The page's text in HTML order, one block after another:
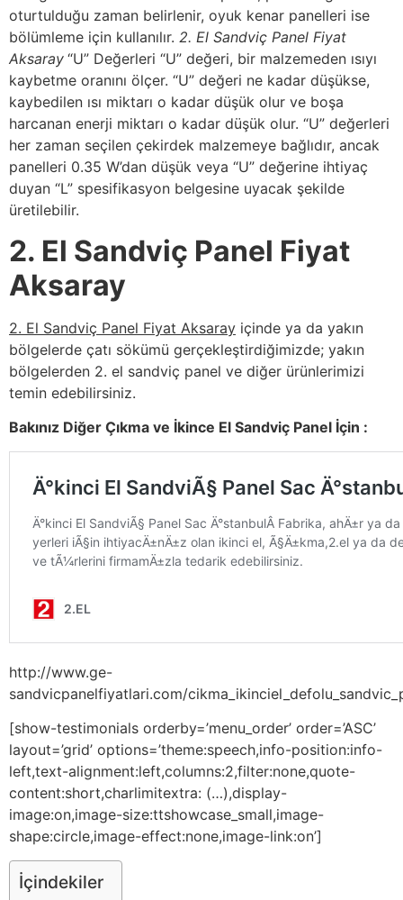
oturtulduğu zaman belirlenir, oyuk kenar panelleri ise
bölümleme için kullanılır. 2. El Sandviç Panel Fiyat
Aksaray “U” Değerleri “U” değeri, bir malzemeden ısıyı
kaybetme oranını ölçer. “U” değeri ne kadar düşükse,
kaybedilen ısı miktarı o kadar düşük olur ve boşa
harcanan enerji miktarı o kadar düşük olur. “U” değerleri
her zaman seçilen çekirdek malzemeye bağlıdır, ancak
panelleri 0.35 W’dan düşük veya “U” değerine ihtiyaç
duyan “L” spesifikasyon belgesine uyacak şekilde
üretilebilir.
2. El Sandviç Panel Fiyat
Aksaray
2. El Sandviç Panel Fiyat Aksaray içinde ya da yakın
bölgelerde çatı sökümü gerçekleştirdiğimizde; yakın
bölgelerden 2. el sandviç panel ve diğer ürünlerimizi
temin edebilirsiniz.
Bakınız Diğer Çıkma ve İkince El Sandviç Panel İçin :
http://www.ge-
sandvicpanelfiyatlari.com/
[show-testimonials orderby=’menu_order’ order=’ASC’
layout=’grid’ options=’theme:speech,info-position:info-
left,text-alignment:left,columns:2,filter:none,quote-
content:short,charlimitextra: (…),display-
image:on,image-size:ttshowcase_small,image-
shape:circle,image-effect:none,image-link:on’]
İçindekiler